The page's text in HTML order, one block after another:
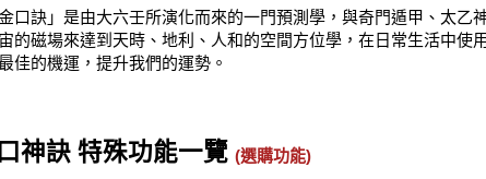
口訣」是由大六壬所演化而來的一門預測學，與奇門遁甲、太乙
的磁場來達到天時、地利、人和的空間方位學，在日常生活中使
佳的機運，提升我們的運勢。
神訣 特殊功能一覽 (選購功能)